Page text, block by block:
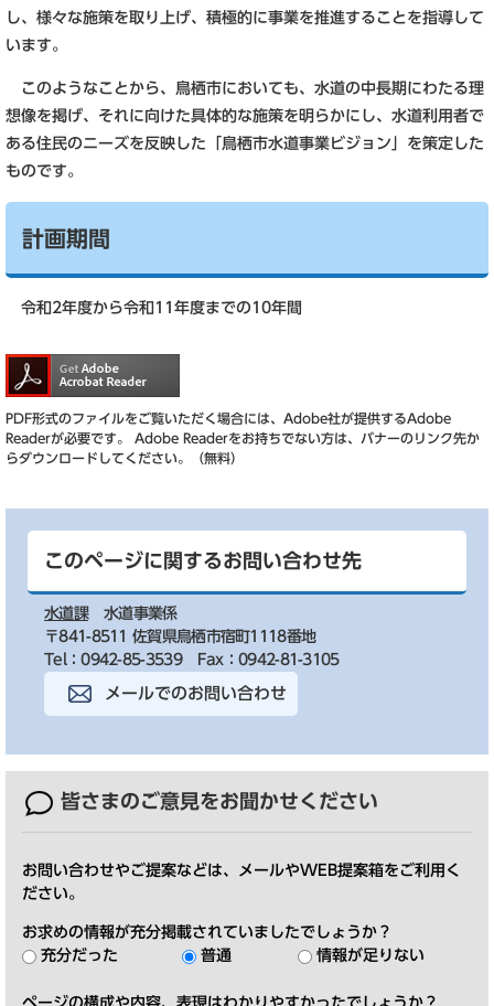
し、様々な施策を取り上げ、積極的に事業を推進することを指導して
います。
このようなことから、鳥栖市においても、水道の中長期にわたる理
想像を掲げ、それに向けた具体的な施策を明らかにし、水道利用者で
ある住民のニーズを反映した「鳥栖市水道事業ビジョン」を策定した
ものです。
計画期間
令和2年度から令和11年度までの10年間
PDF形式のファイルをご覧いただく場合には、Adobe社が提供するAdobe
Readerが必要です。
Adobe Readerをお持ちでない方は、バナーのリンク先か
らダウンロードしてください。（無料）
このページに関するお問い合わせ先
水道課
水道事業係
〒841-8511 佐賀県鳥栖市宿町1118番地
Tel：0942-85-3539
Fax：0942-81-3105
メールでのお問い合わせ
皆さまのご意見をお聞かせください
お問い合わせやご提案などは、メールやWEB提案箱をご利用く
ださい。
お求めの情報が充分掲載されていましたでしょうか？
充分だった
普通 情報が足りない
ページの構成や内容、表現はわかりやすかったでしょうか？